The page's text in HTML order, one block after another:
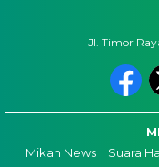
Jl. Timor
Mikan News
Suara